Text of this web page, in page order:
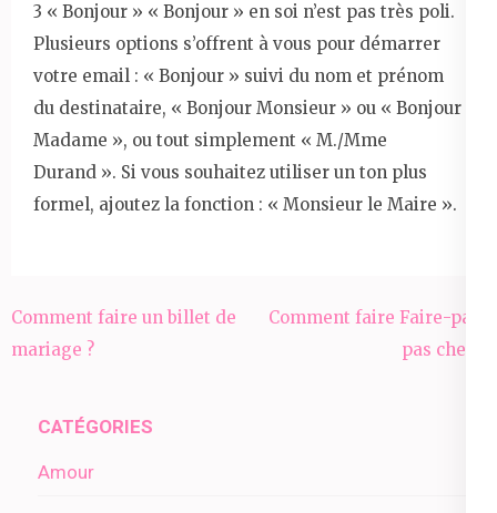
3 « Bonjour » « Bonjour » en soi n’est pas très poli.
Plusieurs options s’offrent à vous pour démarrer
votre email : « Bonjour » suivi du nom et prénom
du destinataire, « Bonjour Monsieur » ou « Bonjour
Madame », ou tout simplement « M./Mme
Durand ». Si vous souhaitez utiliser un ton plus
formel, ajoutez la fonction : « Monsieur le Maire ».
Navigation
de
Comment faire un billet de
mariage ?
Comment faire Faire-part
pas cher ?
CATÉGORIES
Amour